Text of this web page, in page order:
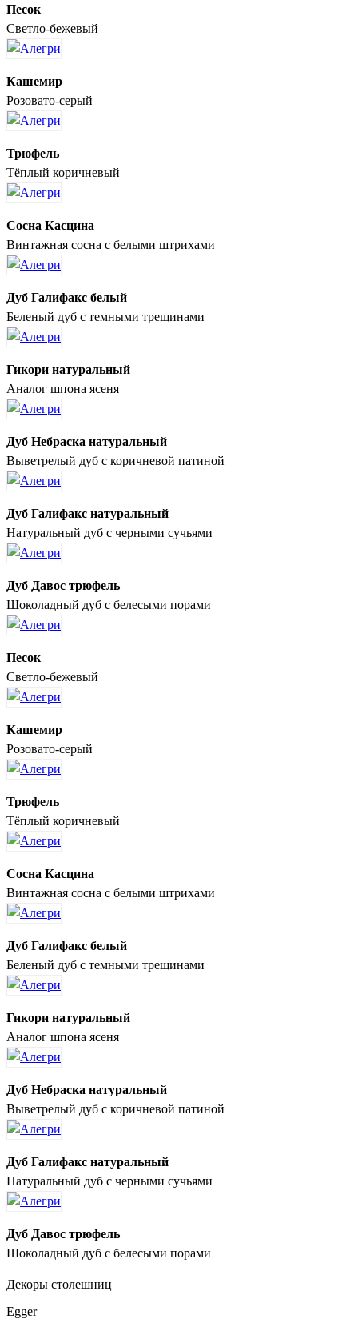
Песок
Светло-бежевый
Кашемир
Розовато-серый
Трюфель
Тёплый коричневый
Сосна Касцина
Винтажная сосна с белыми штрихами
Дуб Галифакс белый
Беленый дуб с темными трещинами
Гикори натуральный
Аналог шпона ясеня
Дуб Небраска натуральный
Выветрелый дуб с коричневой патиной
Дуб Галифакс натуральный
Натуральный дуб с черными сучьями
Дуб Давос трюфель
Шоколадный дуб с белесыми порами
Песок
Светло-бежевый
Кашемир
Розовато-серый
Трюфель
Тёплый коричневый
Сосна Касцина
Винтажная сосна с белыми штрихами
Дуб Галифакс белый
Беленый дуб с темными трещинами
Гикори натуральный
Аналог шпона ясеня
Дуб Небраска натуральный
Выветрелый дуб с коричневой патиной
Дуб Галифакс натуральный
Натуральный дуб с черными сучьями
Дуб Давос трюфель
Шоколадный дуб с белесыми порами
Декоры столешниц
Egger